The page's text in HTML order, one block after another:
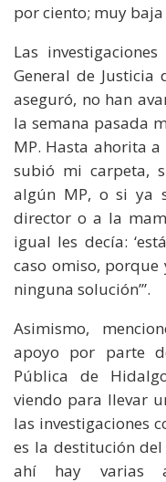
por ciento; muy
Las
General de Justicia
aseguró, no han
la semana pasada
MP. Hasta ahorita
subió mi carpeta,
algún MP, o si ya
director o a la
igual les decía:
caso omiso, porque
ninguna solución’”.
Asimismo,
apoyo por parte
Pública de
viendo para llevar
las investigaciones
es la destitución
ahí hay varias